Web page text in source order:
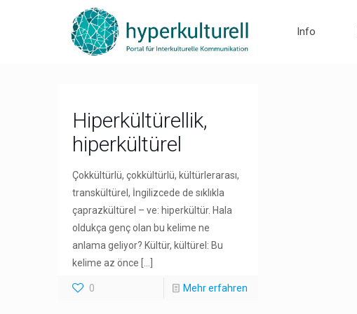
Info
Hiperkültürellik,
hiperkültürel
Çokkültürlü, çokkültürlü, kültürlerarası,
transkültürel, İngilizcede de sıklıkla
çaprazkültürel – ve: hiperkültür. Hala
oldukça genç olan bu kelime ne
anlama geliyor? Kültür, kültürel: Bu
kelime az önce
0 Mehr erfahren